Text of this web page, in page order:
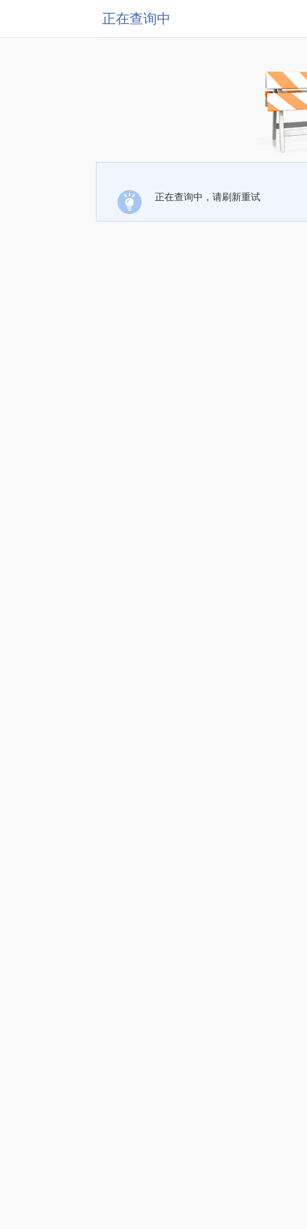
正在查询中
正在查询中，请刷新重试